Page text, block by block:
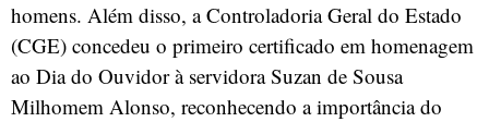
homens. Além disso, a Controladoria Geral do Estado
(CGE) concedeu o primeiro certificado em homenagem
ao Dia do Ouvidor à servidora Suzan de Sousa
Milhomem Alonso, reconhecendo a importância do